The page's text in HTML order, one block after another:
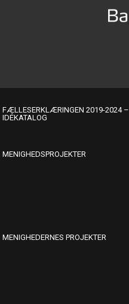
FÆLLESERKLÆRINGEN 2019-2024 –
IDÉKATALOG
MENIGHEDSPROJEKTER
MENIGHEDERNES PROJEKTER